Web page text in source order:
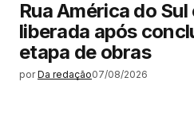
Rua América do Sul
liberada após
etapa de obras
por Da redação07/08/2026